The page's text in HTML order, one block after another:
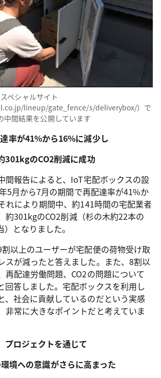
ペシャルサイト
lineup/gate_fence/s/deliverybox/）で
中間結果を公開しています
率が41%から16%に減少し
301kgのCO2削減に成功
間報告によると、IoT宅配ボックスの設
5月から7月の期間で再配達率が41%か
れにより期間中、約141時間の宅配業者
約301kgのCO2削減（杉の木約22本の
となりました。
割以上のユーザーが宅配便の荷物受け取
スが減ったと答えました。また、8割以
再配達労働問題、CO2の問題について
回答しました。宅配ボックスを利用し
、社会に貢献しているのだという実感
非常に大きなポイントだと考えていま
プロジェクトを通じて
境への意識がさらに高まった